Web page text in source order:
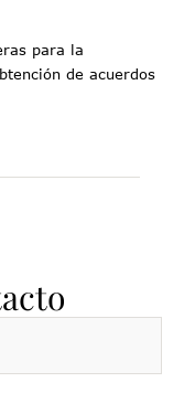
para la
de acuerdos